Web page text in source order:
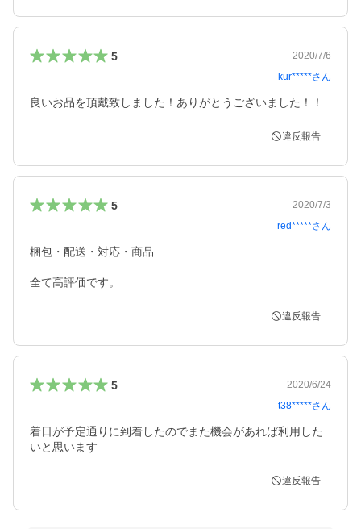
5
2020/7/6
kur*****さん
良いお品を頂戴致しました！ありがとうございました！！
違反報告
5
2020/7/3
red*****さん
梱包・配送・対応・商品
全て高評価です。
違反報告
5
2020/6/24
t38*****さん
着日が予定通りに到着したのでまた機会があれば利用した
いと思います
違反報告